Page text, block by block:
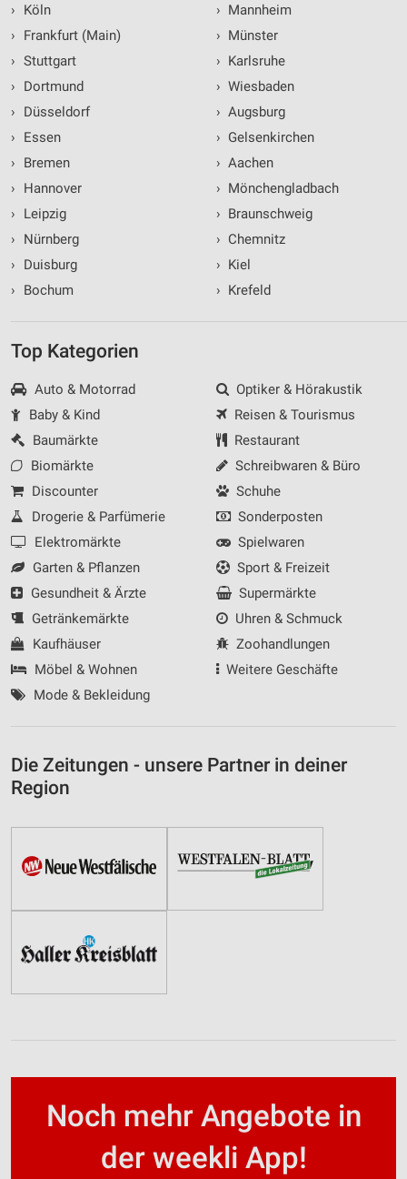
›
Köln
›
Frankfurt (Main)
› Stuttgart
›
Dortmund
›
Düsseldorf
›
Essen
›
Bremen
›
Hannover
›
Leipzig
›
Nürnberg
›
Duisburg
›
Bochum
› Mannheim
› Münster
› Karlsruhe
› Wiesbaden
› Augsburg
› Gelsenkirchen
› Aachen
› Mönchengladbach
› Braunschweig
› Chemnitz
› Kiel
› Krefeld
Top Kategorien
Auto & Motorrad
Baby & Kind
Baumärkte
Biomärkte
Discounter
Drogerie & Parfümerie
Elektromärkte
Garten & Pflanzen
Gesundheit & Ärzte
Getränkemärkte
Kaufhäuser
Möbel & Wohnen
Mode & Bekleidung
Optiker & Hörakustik
Reisen & Tourismus
Restaurant
Schreibwaren & Büro
Schuhe
Sonderposten
Spielwaren
Sport & Freizeit
Supermärkte
Uhren & Schmuck
Zoohandlungen
Weitere Geschäfte
Die Zeitungen - unsere Partner in deiner
Region
Noch mehr Angebote in
der weekli App!